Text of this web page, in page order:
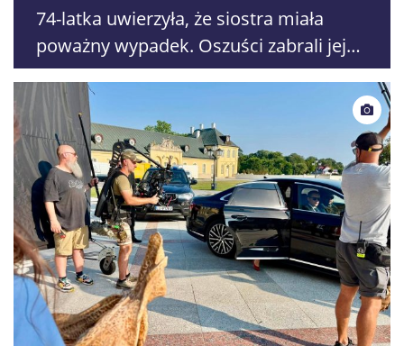
74-latka uwierzyła, że siostra miała
poważny wypadek. Oszuści zabrali jej
140 tys. zł